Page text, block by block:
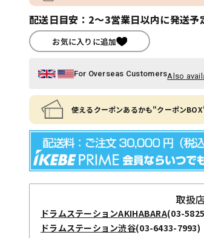
配送日目安：2～3営業日以内に発送予
お気に入りに追加
For Overseas CustomersAlso
使えるクーポンあるかも"クーポン
取扱
ドラムステーションAKIHABARA(03-
ドラムステーション渋谷(03-6433-7993)